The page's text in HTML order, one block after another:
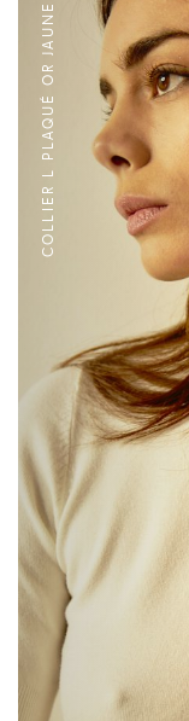
COLLIER L PLAQUÉ OR JAUNE